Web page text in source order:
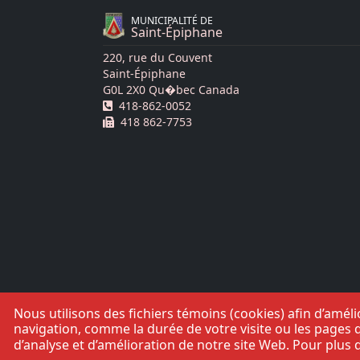
MUNICIPALITÉ DE
Saint-Épiphane
220, rue du Couvent
Saint-Épiphane
G0L 2X0 Qu�bec Canada
Téléphone :
418-862-0052
Télécopie :
418 862-7753
Nous utilisons des fichiers témoins (cookies) afin
navigation, comme la durée de votre visite ou les
d’analyse et d’amélioration de notre site Web. Pour